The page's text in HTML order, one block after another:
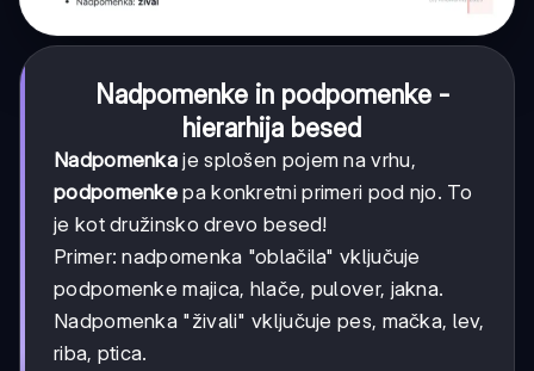
Nadpomenke in podpomenke -
hierarhija besed
Nadpomenka je splošen pojem na vrhu,
podpomenke pa konkretni primeri pod njo. To
je kot družinsko drevo besed!
Primer: nadpomenka "oblačila" vključuje
podpomenke majica, hlače, pulover, jakna.
Nadpomenka "živali" vključuje pes, mačka, lev,
riba, ptica.